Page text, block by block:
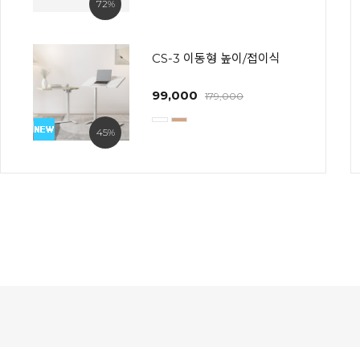
72%
45%
CS-3 이동형 높이/접이식 사이드테이블(
99,000 179,000